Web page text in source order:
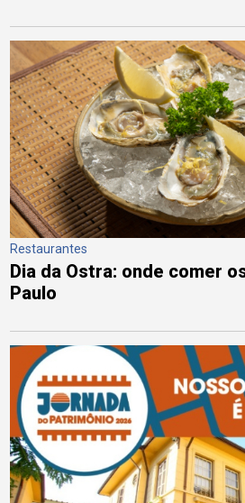
Restaurantes
Dia da Ostra: onde comer
Paulo